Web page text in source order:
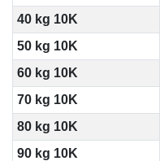
40 kg 10K
50 kg 10K
60 kg 10K
70 kg 10K
80 kg 10K
90 kg 10K